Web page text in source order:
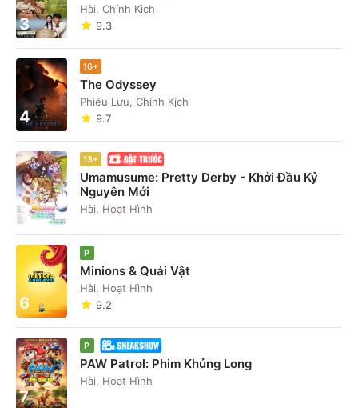
3
Hài, Chính Kịch
9.3
4
16+
The Odyssey
Phiêu Lưu, Chính Kịch
9.7
5
13+
Umamusume: Pretty Derby - Khởi Đầu Kỷ
Nguyên Mới
Hài, Hoạt Hình
6
P
Minions & Quái Vật
Hài, Hoạt Hình
9.2
7
P
PAW Patrol: Phim Khủng Long
Hài, Hoạt Hình